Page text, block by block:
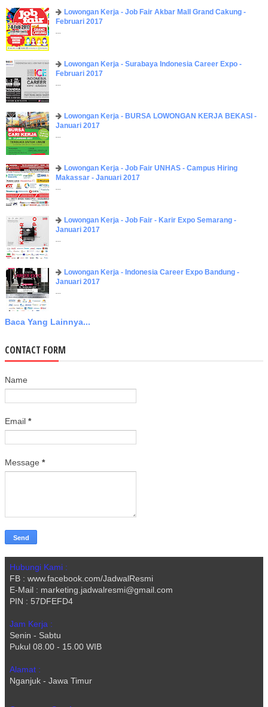
Lowongan Kerja - Job Fair ​Akbar ​Mall Grand Cakung -
Februari 2017
...
Lowongan Kerja - Surabaya Indonesia Career Expo -
Februari 2017
...
Lowongan Kerja - BURSA LOWONGAN KERJA BEKASI -
Januari 2017
...
Lowongan Kerja - Job Fair UNHAS - Campus Hiring
Makassar - Januari 2017
...
Lowongan Kerja - Job Fair - Karir Expo Semarang -
Januari 2017
...
Lowongan Kerja - Indonesia Career Expo Bandung -
Januari 2017
...
Baca Yang Lainnya...
CONTACT FORM
Name
Email *
Message *
Hubungi Kami :
FB : www.facebook.com/JadwalResmi
E-Mail : marketing.jadwalresmi@gmail.com
PIN : 57DFEFD4
Jam Kerja :
Senin - Sabtu
Pukul 08.00 - 15.00 WIB
Alamat :
Nganjuk - Jawa Timur